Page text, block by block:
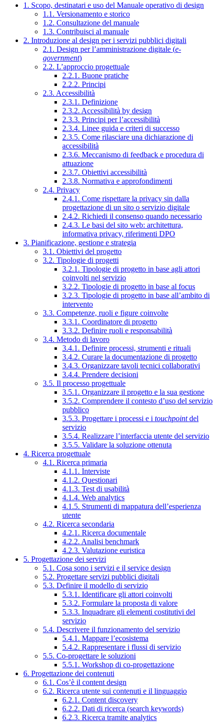
1. Scopo, destinatari e uso del Manuale operativo di design
1.1. Versionamento e storico
1.2. Consultazione del manuale
1.3. Contribuisci al manuale
2. Introduzione al design per i servizi pubblici digitali
2.1. Design per l’amministrazione digitale (e-
government)
2.2. L’approccio progettuale
2.2.1. Buone pratiche
2.2.2. Principi
2.3. Accessibilità
2.3.1. Definizione
2.3.2. Accessibilità by design
2.3.3. Principi per l’accessibilità
2.3.4. Linee guida e criteri di successo
2.3.5. Come rilasciare una dichiarazione di
accessibilità
2.3.6. Meccanismo di feedback e procedura di
attuazione
2.3.7. Obiettivi accessibilità
2.3.8. Normativa e approfondimenti
2.4. Privacy
2.4.1. Come rispettare la privacy sin dalla
progettazione di un sito o servizio digitale
2.4.2. Richiedi il consenso quando necessario
2.4.3. Le basi del sito web: architettura,
informativa privacy, riferimenti DPO
3. Pianificazione, gestione e strategia
3.1. Obiettivi del progetto
3.2. Tipologie di progetti
3.2.1. Tipologie di progetto in base agli attori
coinvolti nel servizio
3.2.2. Tipologie di progetto in base al focus
3.2.3. Tipologie di progetto in base all’ambito di
intervento
3.3. Competenze, ruoli e figure coinvolte
3.3.1. Coordinatore di progetto
3.3.2. Definire ruoli e responsabilità
3.4. Metodo di lavoro
3.4.1. Definire processi, strumenti e rituali
3.4.2. Curare la documentazione di progetto
3.4.3. Organizzare tavoli tecnici collaborativi
3.4.4. Prendere decisioni
3.5. Il processo progettuale
3.5.1. Organizzare il progetto e la sua gestione
3.5.2. Comprendere il contesto d’uso del servizio
pubblico
3.5.3. Progettare i processi e i touchpointdel
servizio
3.5.4. Realizzare l’interfaccia utente del servizio
3.5.5. Validare la soluzione ottenuta
4. Ricerca progettuale
4.1. Ricerca primaria
4.1.1. Interviste
4.1.2. Questionari
4.1.3. Test di usabilità
4.1.4. Web analytics
4.1.5. Strumenti di mappatura dell’esperienza
utente
4.2. Ricerca secondaria
4.2.1. Ricerca documentale
4.2.2. Analisi benchmark
4.2.3. Valutazione euristica
5. Progettazione dei servizi
5.1. Cosa sono i servizi e il service design
5.2. Progettare servizi pubblici digitali
5.3. Definire il modello di servizio
5.3.1. Identificare gli attori coinvolti
5.3.2. Formulare la proposta di valore
5.3.3. Inquadrare gli elementi costitutivi del
servizio
5.4. Descrivere il funzionamento del servizio
5.4.1. Mappare l’ecosistema
5.4.2. Rappresentare i flussi di servizio
5.5. Co-progettare le soluzioni
5.5.1. Workshop di co-progettazione
6. Progettazione dei contenuti
6.1. Cos’è il content design
6.2. Ricerca utente sui contenuti e il linguaggio
6.2.1. Content discovery
6.2.2. Dati di ricerca (search keywords)
6.2.3. Ricerca tramite analytics